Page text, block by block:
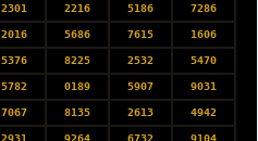
2301 2216 5186 7286
2016 5686 7615 1606
5376 8225 2532 5470
5782 0189 5907 9031
7067 8135 2613 4942
2931 9264 6732 9104